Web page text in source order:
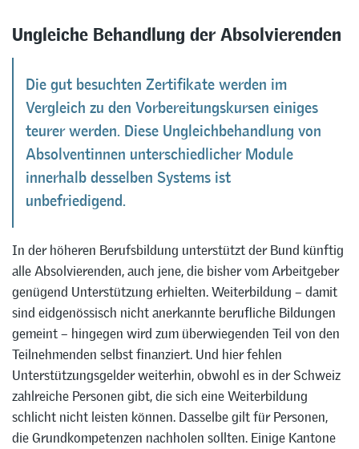
Ungleiche Behandlung der Absolvierenden
Die gut besuchten Zertifikate werden im
Vergleich zu den Vorbereitungskursen einiges
teurer werden. Diese Ungleichbehandlung von
Absolventinnen unterschiedlicher Module
innerhalb desselben Systems ist
unbefriedigend.
In der höheren Berufsbildung unterstützt der Bund künftig
alle Absolvierenden, auch jene, die bisher vom Arbeitgeber
genügend Unterstützung erhielten. Weiterbildung – damit
sind eidgenössisch nicht anerkannte berufliche Bildungen
gemeint – hingegen wird zum überwiegenden Teil von den
Teilnehmenden selbst finanziert. Und hier fehlen
Unterstützungsgelder weiterhin, obwohl es in der Schweiz
zahlreiche Personen gibt, die sich eine Weiterbildung
schlicht nicht leisten können. Dasselbe gilt für Personen,
die Grundkompetenzen nachholen sollten. Einige Kantone